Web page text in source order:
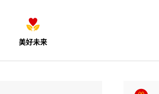
美好未来